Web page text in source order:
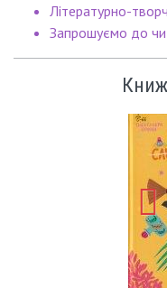
Літературно-
Запрошуємо до